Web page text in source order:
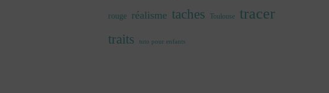
rouge réalisme taches Toulouse tracer
traits tuto pour enfants